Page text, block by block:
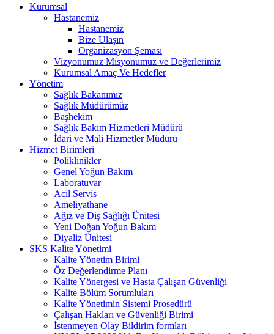
Kurumsal
Hastanemiz
Hastanemiz
Bize Ulaşın
Organizasyon Şeması
Vizyonumuz Misyonumuz ve Değerlerimiz
Kurumsal Amaç Ve Hedefler
Yönetim
Sağlık Bakanımız
Sağlık Müdürümüz
Başhekim
Sağlık Bakım Hizmetleri Müdürü
İdari ve Mali Hizmetler Müdürü
Hizmet Birimleri
Poliklinikler
Genel Yoğun Bakım
Laboratuvar
Acil Servis
Ameliyathane
Ağız ve Diş Sağlığı Ünitesi
Yeni Doğan Yoğun Bakım
Diyaliz Ünitesi
SKS Kalite Yönetimi
Kalite Yönetim Birimi
Öz Değerlendirme Planı
Kalite Yönergesi ve Hasta Çalışan Güvenliği
Kalite Bölüm Sorumluları
Kalite Yönetimin Sistemi Prosedürü
Çalışan Hakları ve Güvenliği Birimi
İstenmeyen Olay Bildirim formları